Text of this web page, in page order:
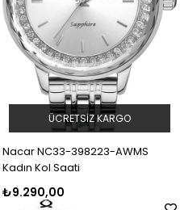
Nacar NC33-398223-AWMS
Kadın Kol Saati
₺9.290,00
ÜCRETSIZ KARGO